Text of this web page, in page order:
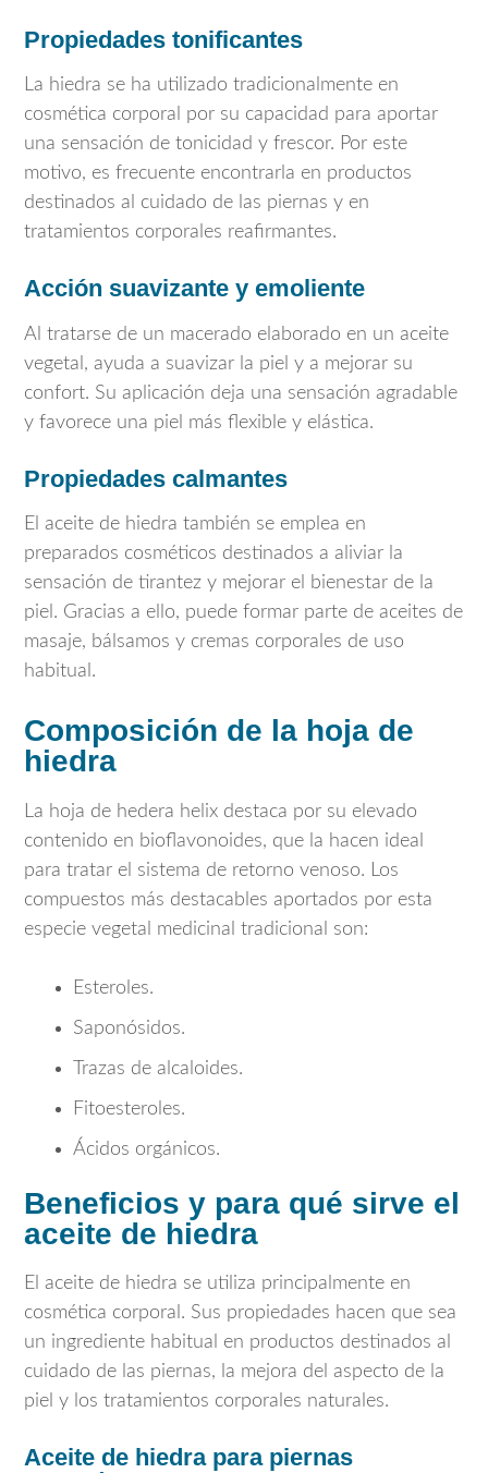
Propiedades tonificantes
La hiedra se ha utilizado tradicionalmente en
cosmética corporal por su capacidad para aportar
una sensación de tonicidad y frescor. Por este
motivo, es frecuente encontrarla en productos
destinados al cuidado de las piernas y en
tratamientos corporales reafirmantes.
Acción suavizante y emoliente
Al tratarse de un macerado elaborado en un aceite
vegetal, ayuda a suavizar la piel y a mejorar su
confort. Su aplicación deja una sensación agradable
y favorece una piel más flexible y elástica.
Propiedades calmantes
El aceite de hiedra también se emplea en
preparados cosméticos destinados a aliviar la
sensación de tirantez y mejorar el bienestar de la
piel. Gracias a ello, puede formar parte de aceites de
masaje, bálsamos y cremas corporales de uso
habitual.
Composición de la hoja de
hiedra
La hoja de hedera helix destaca por su elevado
contenido en bioflavonoides, que la hacen ideal
para tratar el sistema de retorno venoso. Los
compuestos más destacables aportados por esta
especie vegetal medicinal tradicional son:
Esteroles.
Saponósidos.
Trazas de alcaloides.
Fitoesteroles.
Ácidos orgánicos.
Beneficios y para qué sirve el
aceite de hiedra
El aceite de hiedra se utiliza principalmente en
cosmética corporal. Sus propiedades hacen que sea
un ingrediente habitual en productos destinados al
cuidado de las piernas, la mejora del aspecto de la
piel y los tratamientos corporales naturales.
Aceite de hiedra para piernas